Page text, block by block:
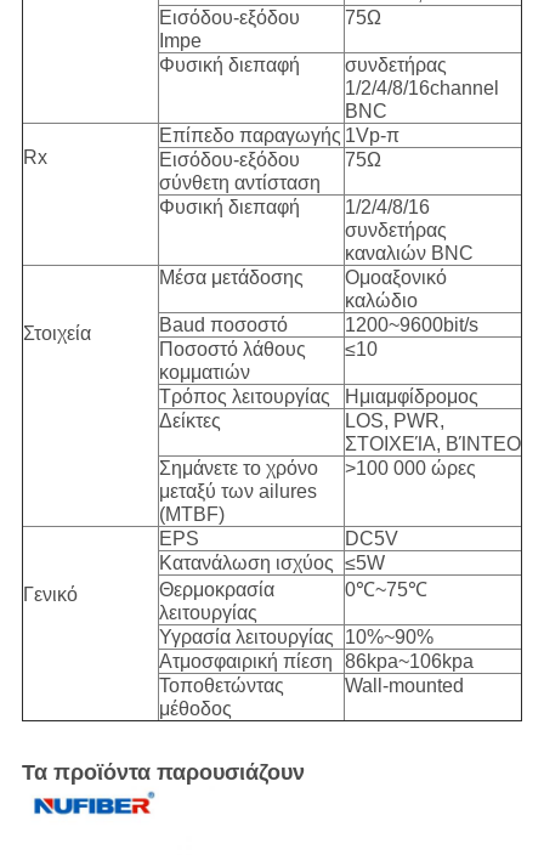
Εισόδου-εξόδου
Impe
75Ω
Φυσική διεπαφή
συνδετήρας
1/2/4/8/16channel
BNC
Rx
Επίπεδο παραγωγής 1Vp-π
Εισόδου-εξόδου
σύνθετη αντίσταση
75Ω
Φυσική διεπαφή
1/2/4/8/16
συνδετήρας
καναλιών BNC
Στοιχεία
Μέσα μετάδοσης
Ομοαξονικό
καλώδιο
Baud ποσοστό
1200~9600bit/s
Ποσοστό λάθους
κομματιών
≤10
Τρόπος λειτουργίας
Ημιαμφίδρομος
Δείκτες
LOS, PWR,
ΣΤΟΙΧΕΊΑ, ΒΊΝΤΕΟ
Σημάνετε το χρόνο
μεταξύ των ailures
(MTBF)
>100 000 ώρες
Γενικό
EPS
DC5V
Κατανάλωση ισχύος ≤5W
Θερμοκρασία
λειτουργίας
0℃~75℃
Υγρασία λειτουργίας
10%~90%
Ατμοσφαιρική πίεση
86kpa~106kpa
Τοποθετώντας
μέθοδος
Wall-mounted
Τα προϊόντα παρουσιάζουν